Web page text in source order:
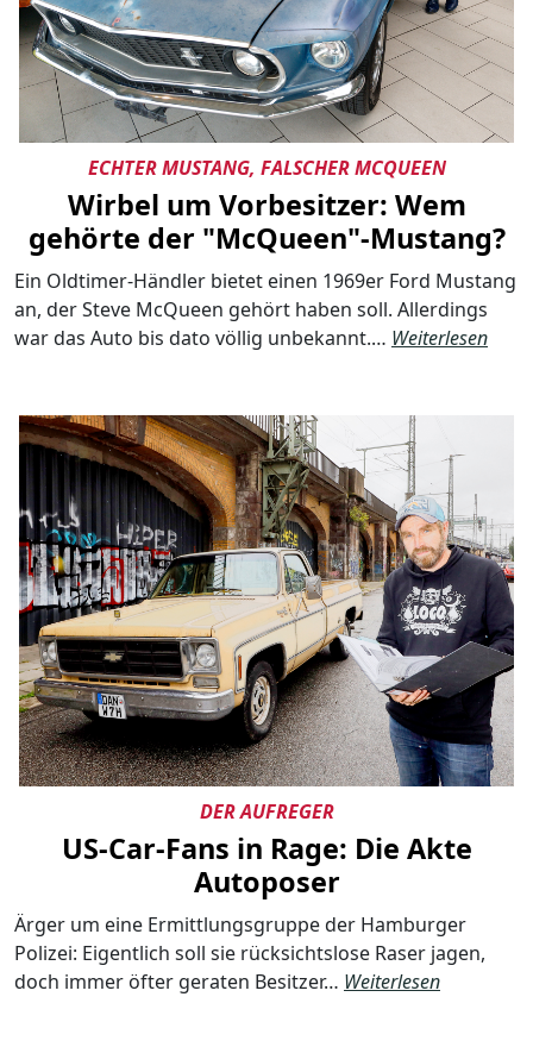
ECHTER MUSTANG, FALSCHER MCQUEEN
Wirbel um Vorbesitzer: Wem
gehörte der "McQueen"-Mustang?
Ein Oldtimer-Händler bietet einen 1969er Ford Mustang
an, der Steve McQueen gehört haben soll. Allerdings
war das Auto bis dato völlig unbekannt.… Weiterlesen
DER AUFREGER
US-Car-Fans in Rage: Die Akte
Autoposer
Ärger um eine Ermittlungsgruppe der Hamburger
Polizei: Eigentlich soll sie rücksichtslose Raser jagen,
doch immer öfter geraten Besitzer… Weiterlesen